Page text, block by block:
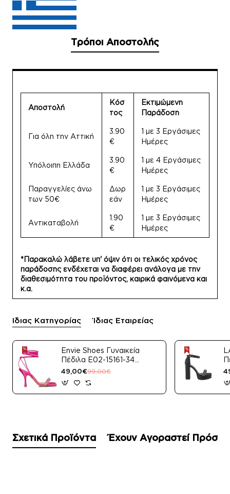
Τρόποι Αποστολής
Αποστολή
Κόσ
τος
Εκτιμώμενη
Παράδοση
Για όλη την Αττική
3.90
€
1 με 3 Εργάσιμες
Ημέρες
Υπόλοιπη Ελλάδα
3.90
€
1 με 4 Εργάσιμες
Ημέρες
Παραγγελίες άνω
των 50€
Δωρ
εάν
1 με 3 Εργάσιμες
Ημέρες
Αντικαταβολή
1.90
€
1 με 3 Εργάσιμες
Ημέρες
*Παρακαλώ λάβετε υπ' όψιν ότι οι τελικός χρόνος
παράδοσης ενδέχεται να διαφέρει ανάλογα με την
διαθεσιμότητα του προϊόντος, καιρικά φαινόμενα και
κ.α.
Ίδιας Κατηγορίας Ίδιας Εταιρείας
Envie Shoes Γυναικεία
Πέδιλα E02-15161-34
Μαύρο Satin
49,00€99,00€
Σχετικά Προϊόντα Έχουν Αγοραστεί